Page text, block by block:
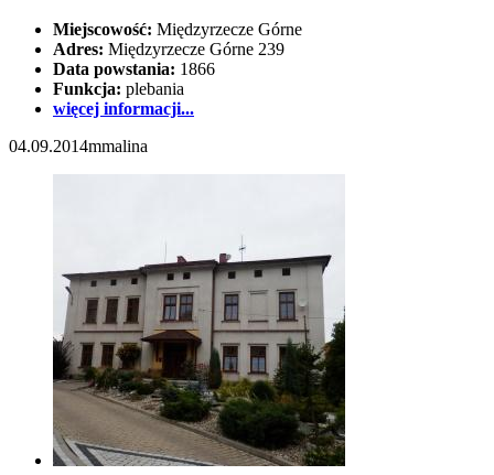
Miejscowość: Międzyrzecze Górne
Adres: Międzyrzecze Górne 239
Data powstania: 1866
Funkcja: plebania
więcej informacji...
04.09.2014mmalina